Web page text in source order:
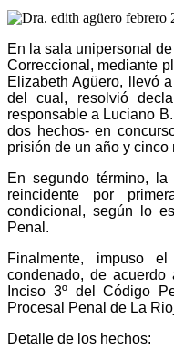
En la sala unipersonal
Correccional, mediante
Elizabeth Agüero, llevó
del cual, resolvió
responsable a Luciano
dos hechos- en
prisión de un año y
En segundo término,
reincidente por
condicional, según lo
Penal.
Finalmente, impuso
condenado, de
Inciso 3º del Código
Procesal Penal de La
Detalle de los hechos: